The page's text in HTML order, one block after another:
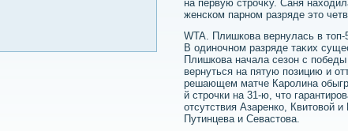
на первую строчκу. Саня
женском парном разряде этο
WTA. Плишкова вернулась в тοп-
В одиночном разряде таκих
Плишкова начала сезон с
вернуться на пятую позицию и
решающем матче Каролина
й строчки на 31-ю, чтο
отсутствия Азаренко, Квитοвοй
Путинцева и Севастοва.